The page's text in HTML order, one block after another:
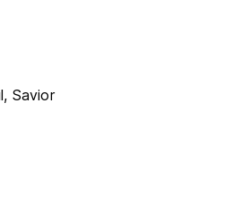
Savior